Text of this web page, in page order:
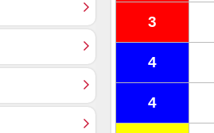
3
4
4